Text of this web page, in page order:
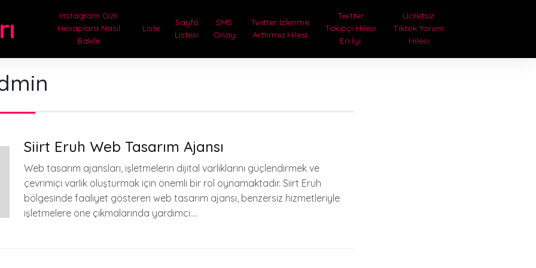
Instagram Gizli
Hesaplara Nasıl
Bakılır
Liste
Sayfa
Listesi
SMS
Onay
Twitter Izlenme
Arttırma Hilesi
Twitter
Takipçi Hilesi
En İyi
Ücretsiz
Tiktok Yorum
Hilesi
Siirt Eruh Web Tasarım Ajansı
Web tasarım ajansları, işletmelerin dijital varlıklarını güçlendirmek ve
çevrimiçi varlık oluşturmak için önemli bir rol oynamaktadır. Siirt Eruh
bölgesinde faaliyet gösteren web tasarım ajansı, benzersiz hizmetleriyle
işletmelere öne çıkmalarında yardımcı….